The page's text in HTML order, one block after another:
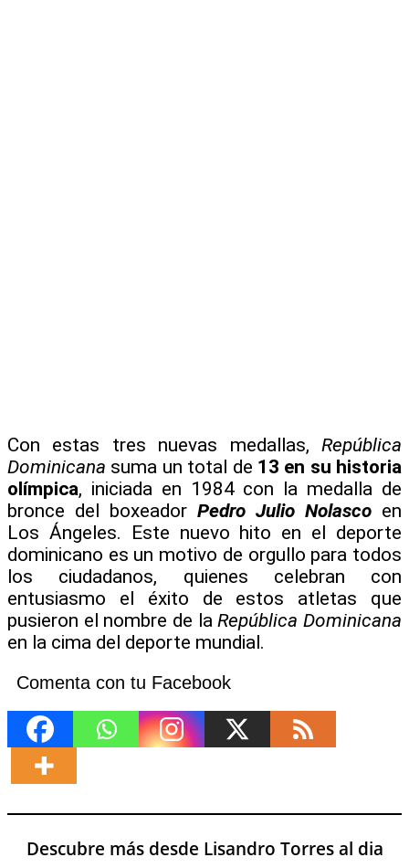
Con estas tres nuevas medallas, República
Dominicana suma un total de 13 en su historia
olímpica, iniciada en 1984 con la medalla de
bronce del boxeador Pedro Julio Nolasco en
Los Ángeles. Este nuevo hito en el deporte
dominicano es un motivo de orgullo para todos
los ciudadanos, quienes celebran con
entusiasmo el éxito de estos atletas que
pusieron el nombre de laRepública Dominicana
en la cima del deporte mundial.
Comenta con tu Facebook
Descubre más desde Lisandro Torres al dia